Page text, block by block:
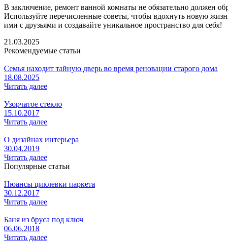
В заключение, ремонт ванной комнаты не обязательно должен
Используйте перечисленные советы, чтобы вдохнуть новую
ими с друзьями и создавайте уникальное пространство для себя!
21.03.2025
Рекомендуемые статьи
Семья находит тайную дверь во время реновации старого дома
18.08.2025
Читать далее
Узорчатое стекло
15.10.2017
Читать далее
О дизайнах интерьера
30.04.2019
Читать далее
Популярные статьи
Нюансы циклевки паркета
30.12.2017
Читать далее
Баня из бруса под ключ
06.06.2018
Читать далее